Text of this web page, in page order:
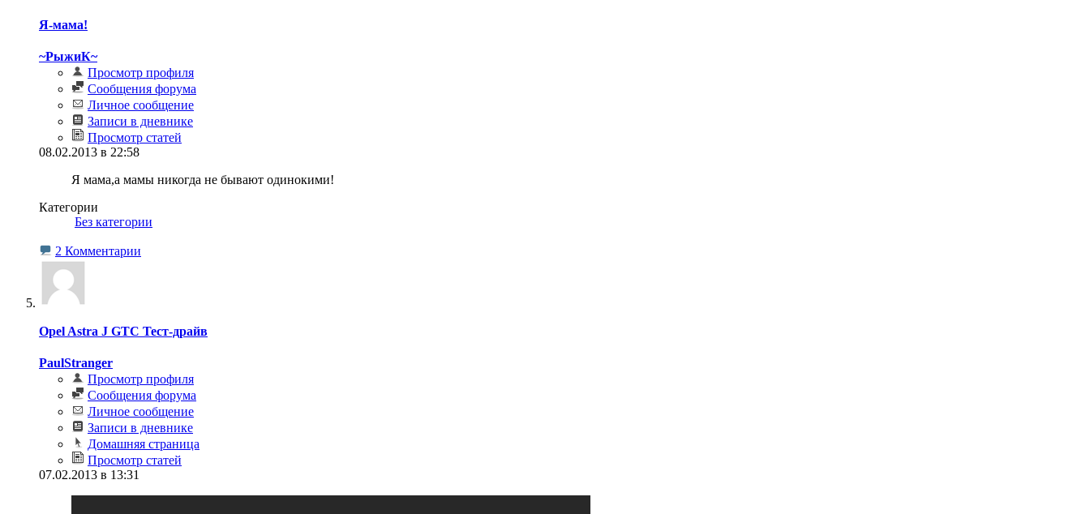
Я-мама!
~РыжиК~
Просмотр профиля
Сообщения форума
Личное сообщение
Записи в дневнике
Просмотр статей
08.02.2013 в 22:58
Я мама,а мамы никогда не бывают одинокими!
Категории
Без категории
2 Комментарии
Opel Astra J GTC Тест-драйв
PaulStranger
Просмотр профиля
Сообщения форума
Личное сообщение
Записи в дневнике
Домашняя страница
Просмотр статей
07.02.2013 в 13:31